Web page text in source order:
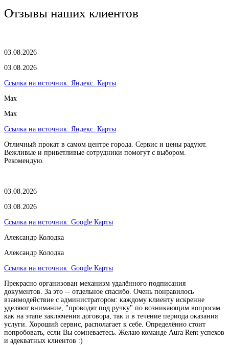
Отзывы наших клиентов
03.08.2026
03.08.2026
Ссылка на источник: Яндекс. Карты
Max
Max
Ссылка на источник: Яндекс. Карты
Отличный прокат в самом центре города. Сервис и цены радуют.
Вежливые и приветливые сотрудники помогут с выбором.
Рекомендую.
03.08.2026
03.08.2026
Ссылка на источник: Google Карты
Александр Колодка
Александр Колодка
Ссылка на источник: Google Карты
Прекрасно организован механизм удалённого подписания
документов. За это -- отдельное спасибо. Очень понравилось
взаимодействие с администратором: каждому клиенту искренне
уделяют внимание, "проводят под ручку" по возникающим вопросам
как на этапе заключения договора, так и в течение периода оказания
услуги. Хороший сервис, располагает к себе. Определённо стоит
попробовать, если Вы сомневаетесь. Желаю команде Aura Rent успехов
и адекватных клиентов :)